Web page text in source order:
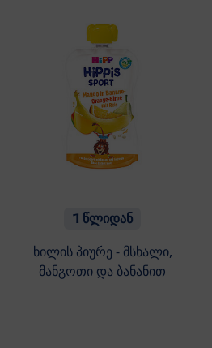
1 წლიდან
ხილის პიურე - მსხალი,
მანგოთი და ბანანით